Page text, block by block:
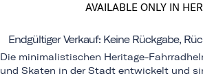
AVAILABLE ONLY IN
Endgültiger Verkauf: Keine Rückgabe,
Die minimalistischen Heritage-
und Skaten in der Stadt entwickelt und